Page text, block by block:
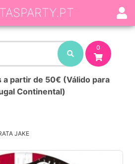
0
partir de 50€ (Válido para
Continental)
JAKE